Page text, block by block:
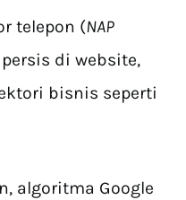
telepon (NAP
di website,
bisnis seperti
algoritma Google